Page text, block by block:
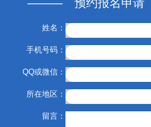
——— 预约报名申
姓名：
手机号码：
QQ或微信：
所在地区：
留言：